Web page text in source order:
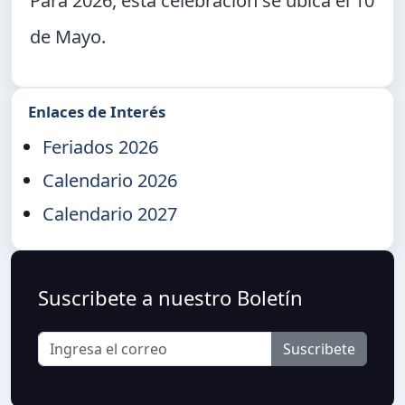
de Mayo.
Enlaces de Interés
Feriados 2026
Calendario 2026
Calendario 2027
Suscribete a nuestro Boletín
Suscribete